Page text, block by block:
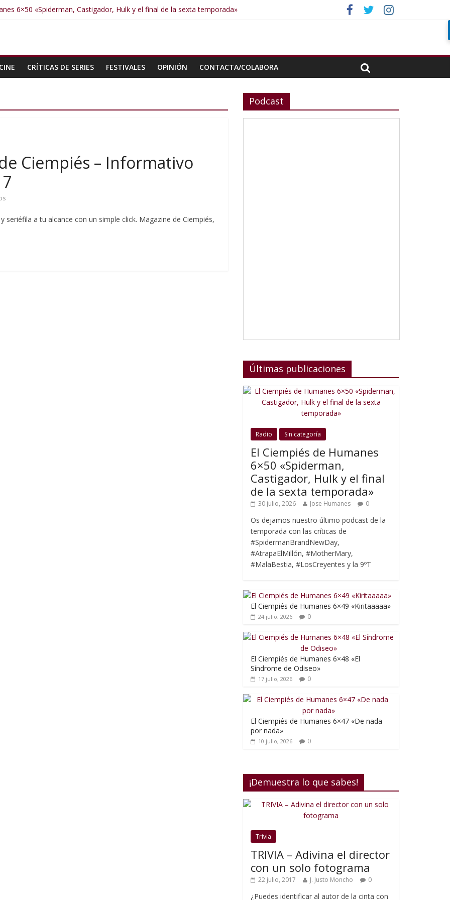
6×50 «Spiderman, Castigador, Hulk y el final de la sexta temporada»
6×46 «Ciudadano Minion»
CRÍTICAS DE SERIES FESTIVALES OPINIÓN CONTACTA/COLABORA
Ciempiés – Informativo
a tu alcance con un simple click. Magazine de Ciempiés,
Podcast
Últimas publicaciones
Radio Sin categoría
El Ciempiés de Humanes
6×50 «Spiderman,
Castigador, Hulk y el final
de la sexta temporada»
30 julio, 2026 Jose Humanes 0
Os dejamos nuestro último podcast de la
temporada con las críticas de
#SpidermanBrandNewDay,
#AtrapaElMillón, #MotherMary,
#MalaBestia, #LosCreyentes y la 9ºT
El Ciempiés de Humanes 6×49 «Kiritaaaaa»
24 julio, 2026 0
El Ciempiés de Humanes 6×48 «El
Síndrome de Odiseo»
17 julio, 2026 0
El Ciempiés de Humanes 6×47 «De nada
por nada»
10 julio, 2026 0
¡Demuestra lo que sabes!
Trivia
TRIVIA – Adivina el director
con un solo fotograma
22 julio, 2017 J. Justo Moncho 0
¿Puedes identificar al autor de la cinta con